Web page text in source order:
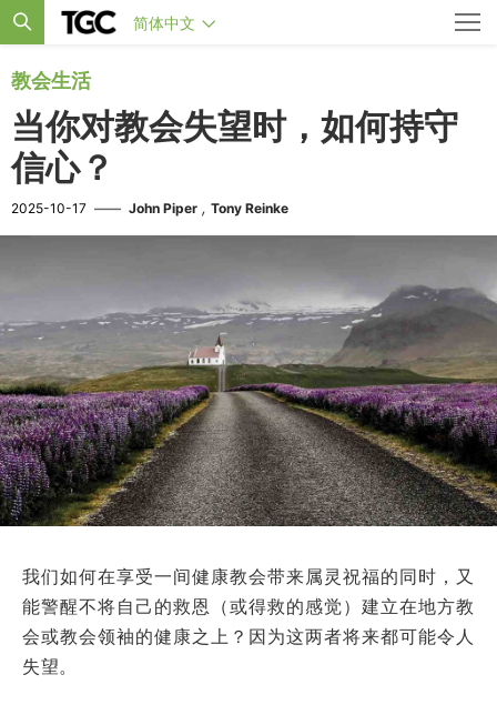
简体中文
教会生活
当你对教会失望时，如何持守
信心？
2025-10-17 —— John Piper , Tony Reinke
我们如何在享受一间健康教会带来属灵祝福的同时，又
能警醒不将自己的救恩（或得救的感觉）建立在地方教
会或教会领袖的健康之上？因为这两者将来都可能令人
失望。